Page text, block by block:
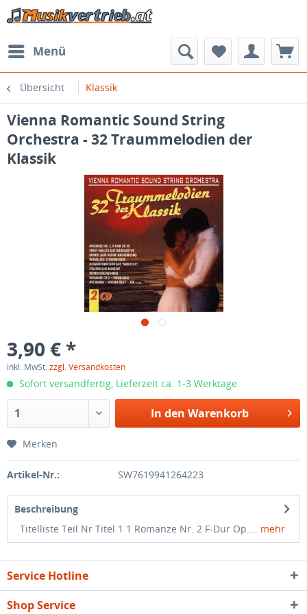
Menü
Übersicht Klassik
Vienna Romantic Sound String
Orchestra - 32 Traummelodien der
Klassik
3,90 € *
inkl. MwSt.zzgl. Versandkosten
Sofort versandfertig, Lieferzeit ca. 1-3 Werktage
In den Warenkorb
Merken
Artikel-Nr.: SW7619941264223
Beschreibung
Titelliste Teil Nr Titel 1 1 Romanze Nr. 2 F-Dur Op.... mehr
Service Hotline
Shop Service